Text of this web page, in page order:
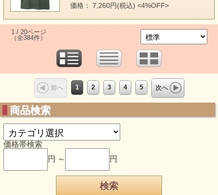
価格： 7,260円(税込) <4%OFF>
1 / 20ページ
（全384件）
前へ 1 2 3 4 5 次へ
商品検索
価格帯検索
円 ～
円